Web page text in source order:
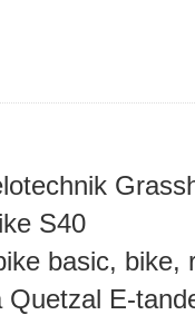
S40
basic, bike,
Quetzal E-